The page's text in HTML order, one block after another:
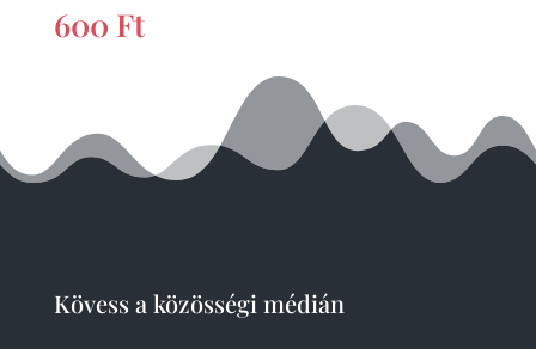
600 Ft
Kövess a közösségi médián